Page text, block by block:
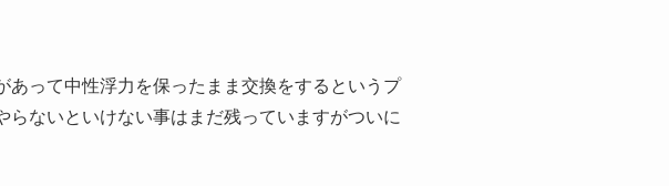
って中性浮力を保ったまま交換をするというプ
ないといけない事はまだ残っていますがついに